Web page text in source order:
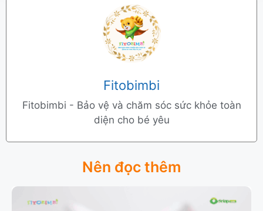
Fitobimbi
Fitobimbi - Bảo vệ và chăm sóc sức khỏe toàn
diện cho bé yêu
Nên đọc thêm